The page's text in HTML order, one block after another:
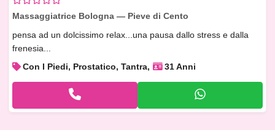
Massaggiatrice Bologna — Pieve di Cento
pensa ad un dolcissimo relax...una pausa dallo stress e dalla
frenesia...
Con I Piedi, Prostatico, Tantra
31 Anni